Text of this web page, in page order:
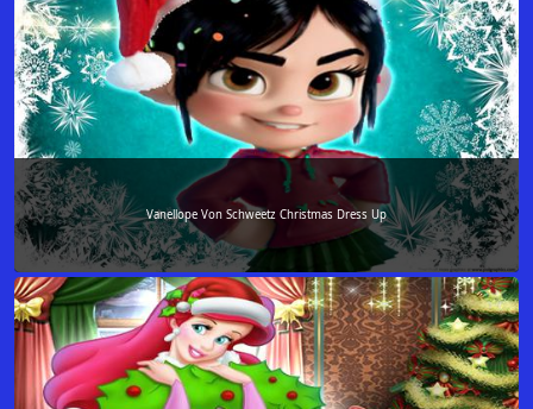
Vanellope Von Schweetz Christmas Dress Up